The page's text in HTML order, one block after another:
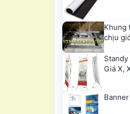
Khung
chịu
Standy
Giá X,